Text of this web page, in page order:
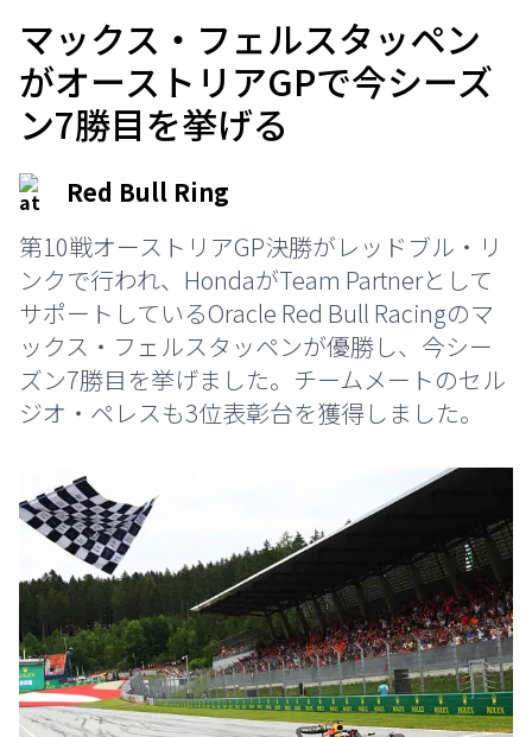
マックス・フェルスタッペン
がオーストリアGPで今シーズ
ン7勝目を挙げる
Red Bull Ring
第10戦オーストリアGP決勝がレッドブル・リ
ンクで行われ、HondaがTeam Partnerとして
サポートしているOracle Red Bull Racingのマ
ックス・フェルスタッペンが優勝し、今シー
ズン7勝目を挙げました。チームメートのセル
ジオ・ペレスも3位表彰台を獲得しました。